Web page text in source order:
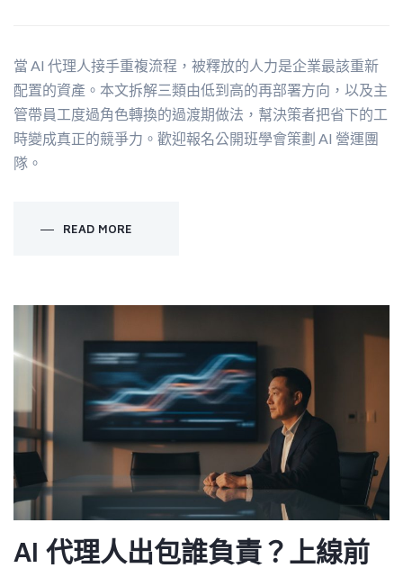
當 AI 代理人接手重複流程，被釋放的人力是企業最該重新
配置的資產。本文拆解三類由低到高的再部署方向，以及主
管帶員工度過角色轉換的過渡期做法，幫決策者把省下的工
時變成真正的競爭力。歡迎報名公開班學會策劃 AI 營運團
隊。
READ MORE
AI 代理人出包誰負責？上線前